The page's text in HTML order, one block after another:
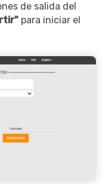
de salida del
para iniciar el